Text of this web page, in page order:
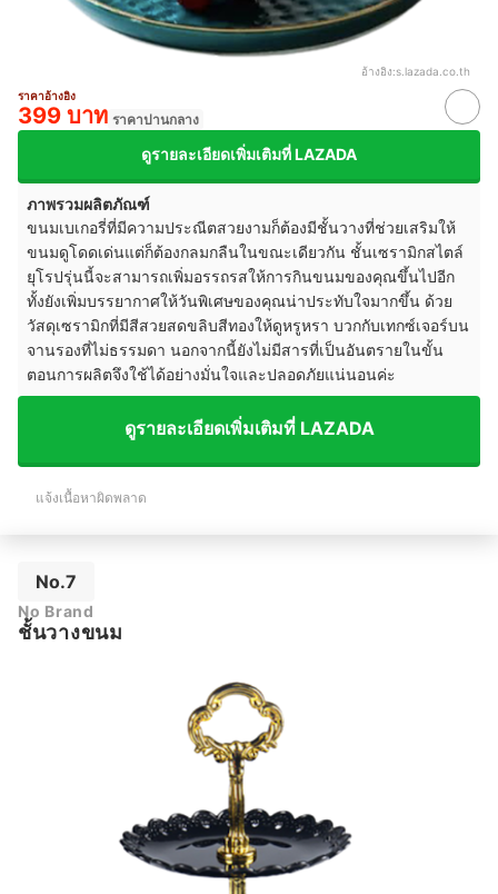
อ้างอิง:s.lazada.co.th
ราคาอ้างอิง
399 บาท ราคาปานกลาง
ดูรายละเอียดเพิ่มเติมที่ LAZADA
ภาพรวมผลิตภัณฑ์
ขนมเบเกอรี่ที่มีความประณีตสวยงามก็ต้องมีชั้นวางที่ช่วยเสริมให้
ขนมดูโดดเด่นแต่ก็ต้องกลมกลืนในขณะเดียวกัน ชั้นเซรามิกสไตล์
ยุโรปรุ่นนี้จะสามารถเพิ่มอรรถรสให้การกินขนมของคุณขึ้นไปอีก
ทั้งยังเพิ่มบรรยากาศให้วันพิเศษของคุณน่าประทับใจมากขึ้น ด้วย
วัสดุเซรามิกที่มีสีสวยสดขลิบสีทองให้ดูหรูหรา บวกกับเทกซ์เจอร์บน
จานรองที่ไม่ธรรมดา นอกจากนี้ยังไม่มีสารที่เป็นอันตรายในขั้น
ตอนการผลิตจึงใช้ได้อย่างมั่นใจและปลอดภัยแน่นอนค่ะ
ดูรายละเอียดเพิ่มเติมที่ LAZADA
แจ้งเนื้อหาผิดพลาด
No.7
No Brand
ชั้นวางขนม